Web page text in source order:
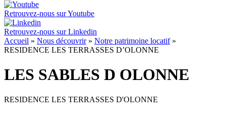
Retrouvez-nous surYoutube
Retrouvez-nous surLinkedin
Accueil » Nous découvrir» Notre patrimoine locatif»
RESIDENCE LES TERRASSES D’OLONNE
LES SABLES D OLONNE
RESIDENCE LES TERRASSES D'OLONNE